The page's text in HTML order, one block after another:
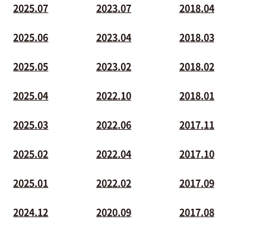
2025.07
2025.06
2025.05
2025.04
2025.03
2025.02
2025.01
2024.12
2023.07
2023.04
2023.02
2022.10
2022.06
2022.04
2022.02
2020.09
2018.04
2018.03
2018.02
2018.01
2017.11
2017.10
2017.09
2017.08